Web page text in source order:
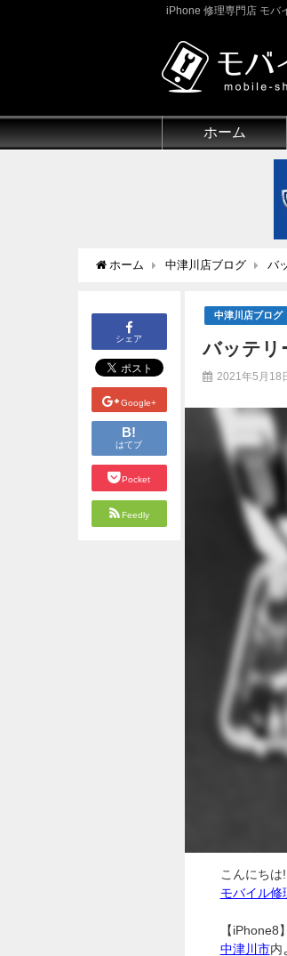
iPhone 修理専門店 モバ
ホーム
ホーム 中津川店ブログ バ
シェア
Google+
B!
はてブ
Pocket
Feedly
中津川店ブログ
バッテリ
2021年5月18
こんにちは
モバイル修
【iPhone8】
中津川市内